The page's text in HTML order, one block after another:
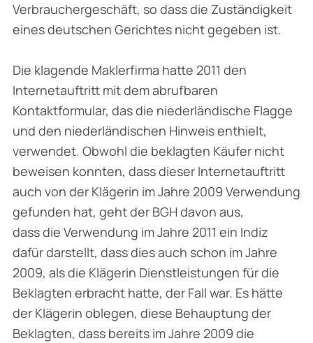
Verbrauchergeschäft, so dass die Zuständigkeit
eines deutschen Gerichtes nicht gegeben ist.
Die klagende Maklerfirma hatte 2011 den
Internetauftritt mit dem abrufbaren
Kontaktformular, das die niederländische Flagge
und den niederländischen Hinweis enthielt,
verwendet. Obwohl die beklagten Käufer nicht
beweisen konnten, dass dieser Internetauftritt
auch von der Klägerin im Jahre 2009 Verwendung
gefunden hat, geht der BGH davon aus,
dass die Verwendung im Jahre 2011 ein Indiz
dafür darstellt, dass dies auch schon im Jahre
2009, als die Klägerin Dienstleistungen für die
Beklagten erbracht hatte, der Fall war. Es hätte
der Klägerin oblegen, diese Behauptung der
Beklagten, dass bereits im Jahre 2009 die